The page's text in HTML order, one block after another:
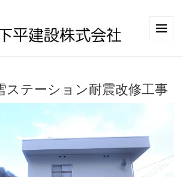
ステーション耐震改修工事